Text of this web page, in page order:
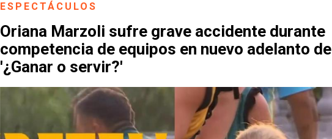
ESPECTÁCULOS
Oriana Marzoli sufre grave accidente durante
competencia de equipos en nuevo adelanto de
'¿Ganar o servir?'